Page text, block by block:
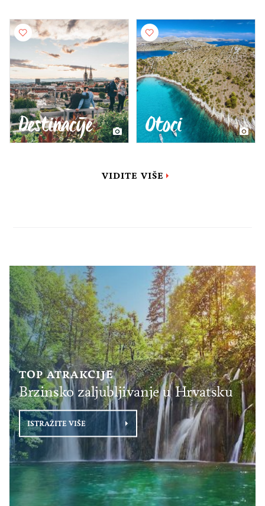
Destinacije Otoci
VIDITE VIŠE
TOP ATRAKCIJE
Brzinsko zaljubljivanje u Hrvatsku
ISTRAŽITE VIŠE